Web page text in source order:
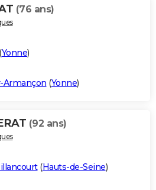
(76 ans)
(Yonne)
Armançon (Yonne)
(92 ans)
(Hauts-de-Seine)